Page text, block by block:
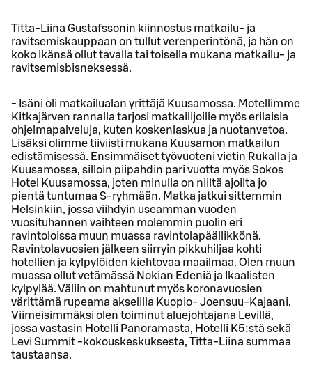
Titta-Liina Gustafssonin kiinnostus matkailu- ja
ravitsemiskauppaan on tullut verenperintönä, ja hän on
koko ikänsä ollut tavalla tai toisella mukana matkailu- ja
ravitsemisbisneksessä.
- Isäni oli matkailualan yrittäjä Kuusamossa. Motellimme
Kitkajärven rannalla tarjosi matkailijoille myös erilaisia
ohjelmapalveluja, kuten koskenlaskua ja nuotanvetoa.
Lisäksi olimme tiiviisti mukana Kuusamon matkailun
edistämisessä. Ensimmäiset työvuoteni vietin Rukalla ja
Kuusamossa, silloin piipahdin pari vuotta myös Sokos
Hotel Kuusamossa, joten minulla on niiltä ajoilta jo
pientä tuntumaa S-ryhmään. Matka jatkui sittemmin
Helsinkiin, jossa viihdyin useamman vuoden
vuosituhannen vaihteen molemmin puolin eri
ravintoloissa muun muassa ravintolapäällikkönä.
Ravintolavuosien jälkeen siirryin pikkuhiljaa kohti
hotellien ja kylpylöiden kiehtovaa maailmaa. Olen muun
muassa ollut vetämässä Nokian Edeniä ja Ikaalisten
kylpylää. Väliin on mahtunut myös koronavuosien
värittämä rupeama akselilla Kuopio- Joensuu-Kajaani.
Viimeisimmäksi olen toiminut aluejohtajana Levillä,
jossa vastasin Hotelli Panoramasta, Hotelli K5:stä sekä
Levi Summit -kokouskeskuksesta, Titta-Liina summaa
taustaansa.